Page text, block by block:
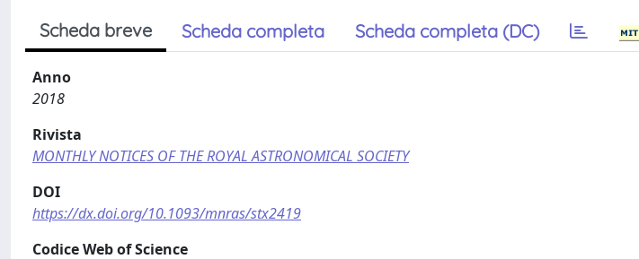
Scheda breve Scheda completa Scheda completa (DC)
Anno
2018
Rivista
MONTHLY NOTICES OF THE ROYAL ASTRONOMICAL SOCIETY
DOI
https://dx.doi.org/10.1093/mnras/stx2419
Codice Web of Science